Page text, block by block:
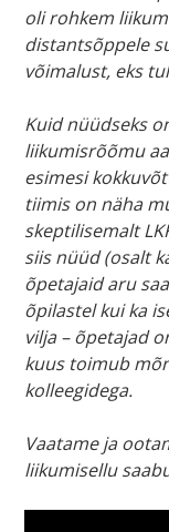
oli rohkem
distantsõppele
võimalust, eks
Kuid nüüdseks
liikumisrõõmu
esimesi
tiimis on näha
skeptilisemalt
siis nüüd (osalt
õpetajaid aru
õpilastel kui ka
vilja – õpetajad
kuus toimub
kolleegidega.
Vaatame ja
liikumisellu